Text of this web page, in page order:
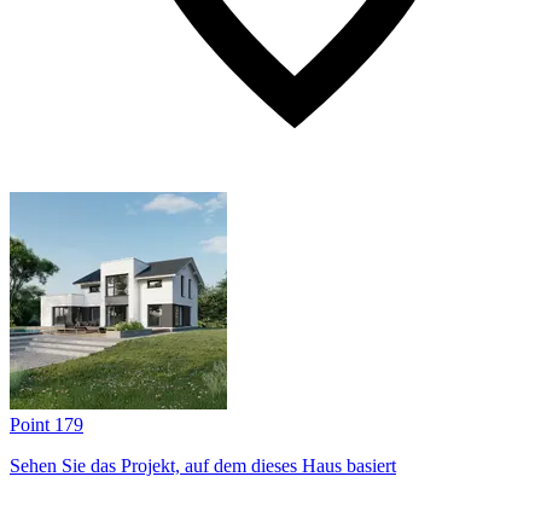
Point 179
Sehen Sie das Projekt, auf dem dieses Haus basiert